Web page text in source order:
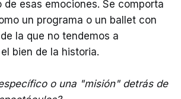
de esas emociones. Se comporta
un programa o un ballet con
la que no tendemos a
bien de la historia.
o una "misión" detrás de